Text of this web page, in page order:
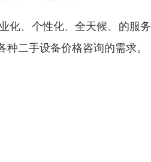
化、个性化、全天候、的服
二手设备价格咨询的需求。